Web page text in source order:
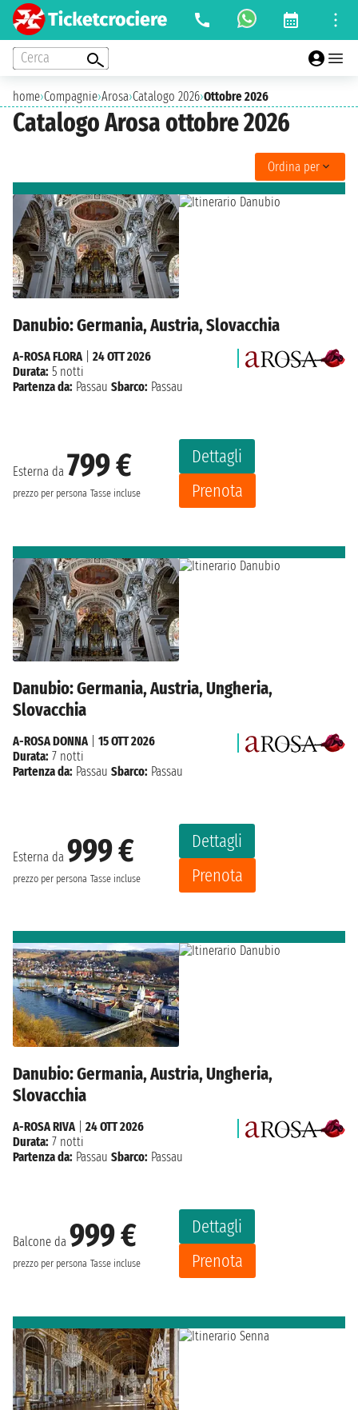
Cerca
home›Compagnie›Arosa›Catalogo 2026›Ottobre 2026
Catalogo Arosa ottobre 2026
Ordina per
Danubio: Germania, Austria, Slovacchia
Esterna da 799 €
prezzo per persona Tasse incluse
Dettagli
Prenota
A-ROSA FLORA
24 OTT 2026
Durata: 5 notti
Partenza da: Passau Sbarco: Passau
Danubio: Germania, Austria, Ungheria,
Slovacchia
Esterna da 999 €
prezzo per persona Tasse incluse
Dettagli
Prenota
A-ROSA DONNA| 15 OTT 2026
Durata: 7 notti
Partenza da: Passau Sbarco: Passau
Danubio: Germania, Austria, Ungheria,
Slovacchia
Balcone da 999 €
prezzo per persona Tasse incluse
Dettagli
Prenota
A-ROSA RIVA| 24 OTT 2026
Durata: 7 notti
Partenza da: Passau Sbarco: Passau